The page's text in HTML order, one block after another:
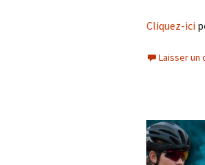
Cliquez-ici
Laisser un